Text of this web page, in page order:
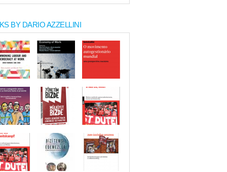
BY DARIO AZZELLINI